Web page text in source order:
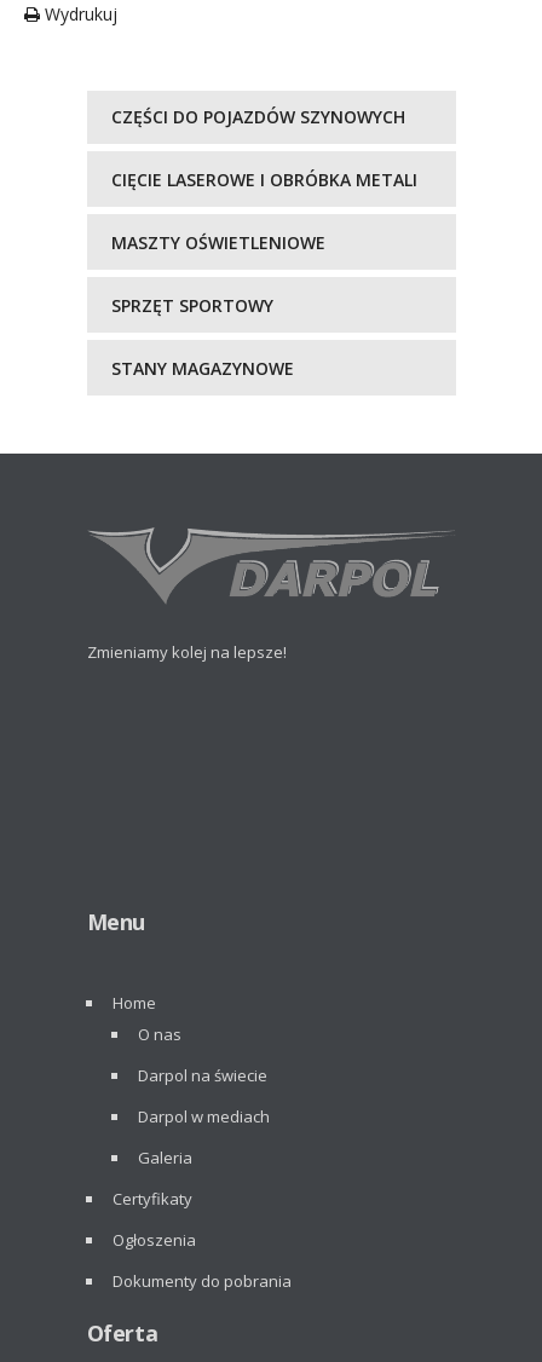
Wydrukuj
CZĘŚCI DO POJAZDÓW SZYNOWYCH
CIĘCIE LASEROWE I OBRÓBKA METALI
MASZTY OŚWIETLENIOWE
SPRZĘT SPORTOWY
STANY MAGAZYNOWE
Zmieniamy kolej na lepsze!
Menu
Home
O nas
Darpol na świecie
Darpol w mediach
Galeria
Certyfikaty
Ogłoszenia
Dokumenty do pobrania
Oferta